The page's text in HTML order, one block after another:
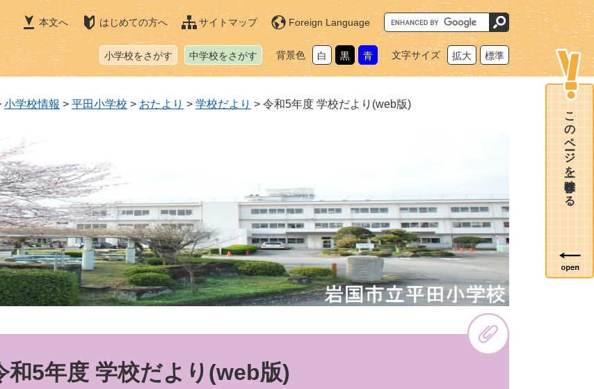
本文へ はじめての方へ サイトマップ Foreign Language
G
o
o
カ
ム
小学校をさがす 中学校をさがす 背景色 白 黒 青 文字サイズ 拡大 標準
小学校情報 > 平田小学校 > おたより > 学校だより > 令和5年度 学校だより(web版)
和5年度 学校だより(web版)
このページを一時保存する